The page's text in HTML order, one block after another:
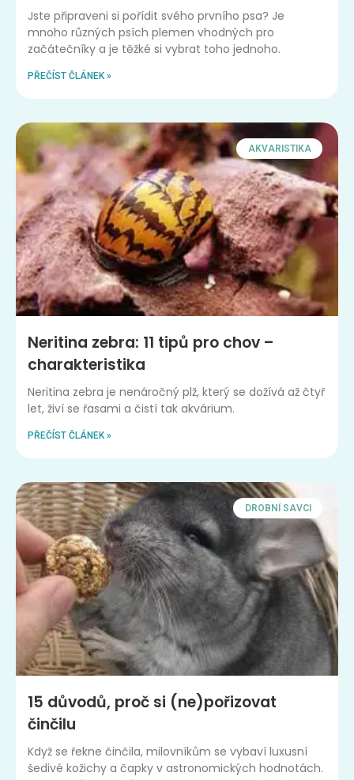
Jste připraveni si pořídit svého prvního psa? Je
mnoho různých psích plemen vhodných pro
začátečníky a je těžké si vybrat toho jednoho.
PŘEČÍST ČLÁNEK »
AKVARISTIKA
Neritina zebra: 11 tipů pro chov –
charakteristika
Neritina zebra je nenáročný plž, který se dožívá až čtyř
let, živí se řasami a čistí tak akvárium.
PŘEČÍST ČLÁNEK »
DROBNÍ SAVCI
15 důvodů, proč si (ne)pořizovat
činčilu
Když se řekne činčila, milovníkům se vybaví luxusní
šedivé kožichy a čapky v astronomických hodnotách.